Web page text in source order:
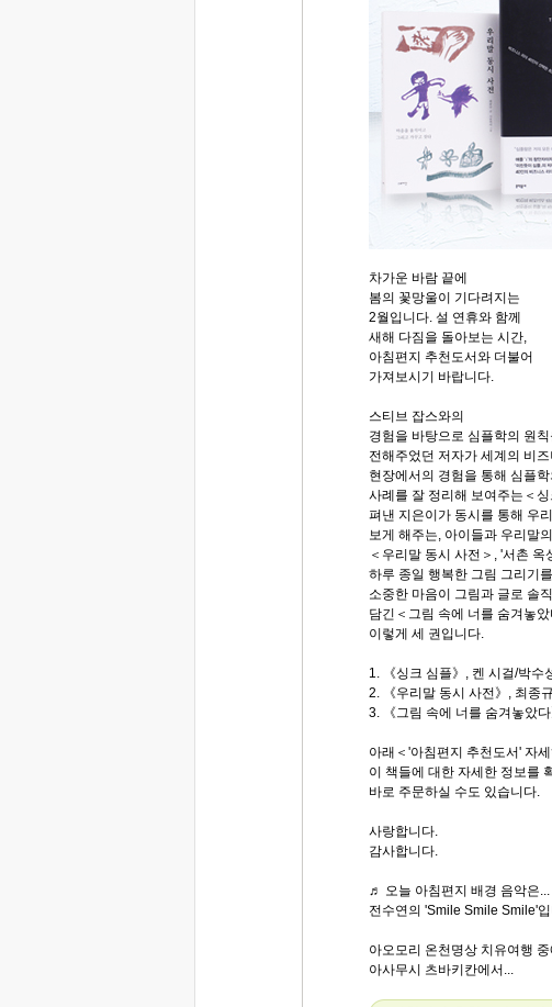
차가운 바람 끝에
봄의 꽃망울이 기다려지는
2월입니다. 설 연휴와 함께
새해 다짐을 돌아보는 시간,
아침편지 추천도서와 더불어
가져보시기 바랍니다.
스티브 잡스와의
경험을 바탕으로 심플학의 원칙
전해주었던 저자가 세계의 비
현장에서의 경험을 통해 심플
사례를 잘 정리해 보여주는＜
펴낸 지은이가 동시를 통해 우
보게 해주는, 아이들과 우리말
＜우리말 동시 사전＞, '서촌 옥
하루 종일 행복한 그림 그리기
소중한 마음이 그림과 글로 솔
담긴＜그림 속에 너를 숨겨놓았
이렇게 세 권입니다.
1. 《싱크 심플》, 켄 시걸/박수
2. 《우리말 동시 사전》, 최종규
3. 《그림 속에 너를 숨겨놓았
아래＜'아침편지 추천도서' 자
이 책들에 대한 자세한 정보를
바로 주문하실 수도 있습니다.
사랑합니다.
감사합니다.
♬ 오늘 아침편지 배경 음악은...
전수연의 'Smile Smile Smile'
아오모리 온천명상 치유여행 중
아사무시 츠바키칸에서...